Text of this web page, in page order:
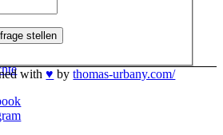
with♥ bythomas-urbany.com/